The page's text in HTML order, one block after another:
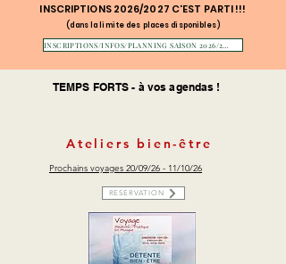
INSCRIPTIONS 2026/2027 C'EST PARTI !!!
(dans la limite des places disponibles)
TEMPS FORTS - à vos agendas !
Ateliers bien-être
RESERVATION
Prochains voyages 20/09/26 - 11/10/26